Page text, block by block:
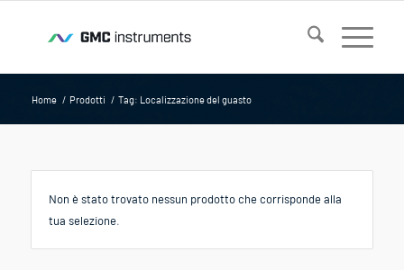
Home / Prodotti / Tag: Localizzazione del guasto
Non è stato trovato nessun prodotto che corrisponde alla
tua selezione.